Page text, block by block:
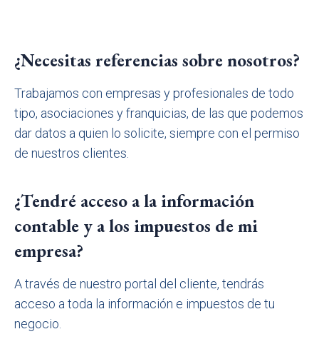
¿Necesitas referencias sobre nosotros?
Trabajamos con empresas y profesionales de todo
tipo, asociaciones y franquicias, de las que podemos
dar datos a quien lo solicite, siempre con el permiso
de nuestros clientes.
¿Tendré acceso a la información
contable y a los impuestos de mi
empresa?
A través de nuestro portal del cliente, tendrás
acceso a toda la información e impuestos de tu
negocio.